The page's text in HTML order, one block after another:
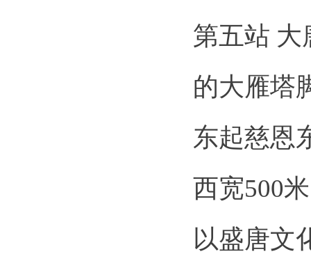
第五站 大
的大雁塔
东起慈恩
西宽500
以盛唐